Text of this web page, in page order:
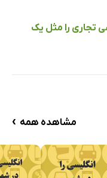
تجاری را مثل یک
مشاهده همه ›